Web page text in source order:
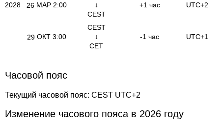
2028 26 МАР 2:00
↓
CEST
+1 час UTC+2
29 ОКТ 3:00
CEST
↓
CET
-1 час UTC+1
Часовой пояс
Текущий часовой пояс: CEST UTC+2
Изменение часового пояса в 2026 году